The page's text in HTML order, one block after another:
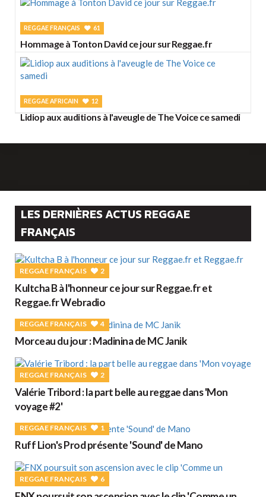
REGGAE FRANÇAIS 61
Hommage à Tonton David ce jour sur Reggae.fr
REGGAE AFRICAIN 12
Lidiop aux auditions à l'aveugle de The Voice ce samedi
LES DERNIÈRES ACTUS REGGAE
FRANÇAIS
REGGAE FRANÇAIS 2
Kultcha B à l'honneur ce jour sur Reggae.fr et
Reggae.fr Webradio
REGGAE FRANÇAIS 4
Morceau du jour : Madinina de MC Janik
REGGAE FRANÇAIS 2
Valérie Tribord : la part belle au reggae dans 'Mon
voyage #2'
REGGAE FRANÇAIS 1
Ruff Lion's Prod présente 'Sound' de Mano
REGGAE FRANÇAIS 6